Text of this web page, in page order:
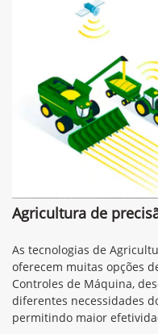
Agricultura de
As tecnologias de
oferecem muitas opções
Controles de Máquina,
diferentes necessidades
permitindo maior